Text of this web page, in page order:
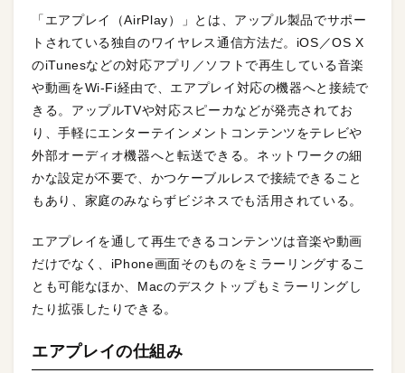
「エアプレイ（AirPlay）」とは、アップル製品でサポー
トされている独自のワイヤレス通信方法だ。iOS／OS X
のiTunesなどの対応アプリ／ソフトで再生している音楽
や動画をWi-Fi経由で、エアプレイ対応の機器へと接続で
きる。アップルTVや対応スピーカなどが発売されてお
り、手軽にエンターテインメントコンテンツをテレビや
外部オーディオ機器へと転送できる。ネットワークの細
かな設定が不要で、かつケーブルレスで接続できること
もあり、家庭のみならずビジネスでも活用されている。
エアプレイを通して再生できるコンテンツは音楽や動画
だけでなく、iPhone画面そのものをミラーリングするこ
とも可能なほか、Macのデスクトップもミラーリングし
たり拡張したりできる。
エアプレイの仕組み